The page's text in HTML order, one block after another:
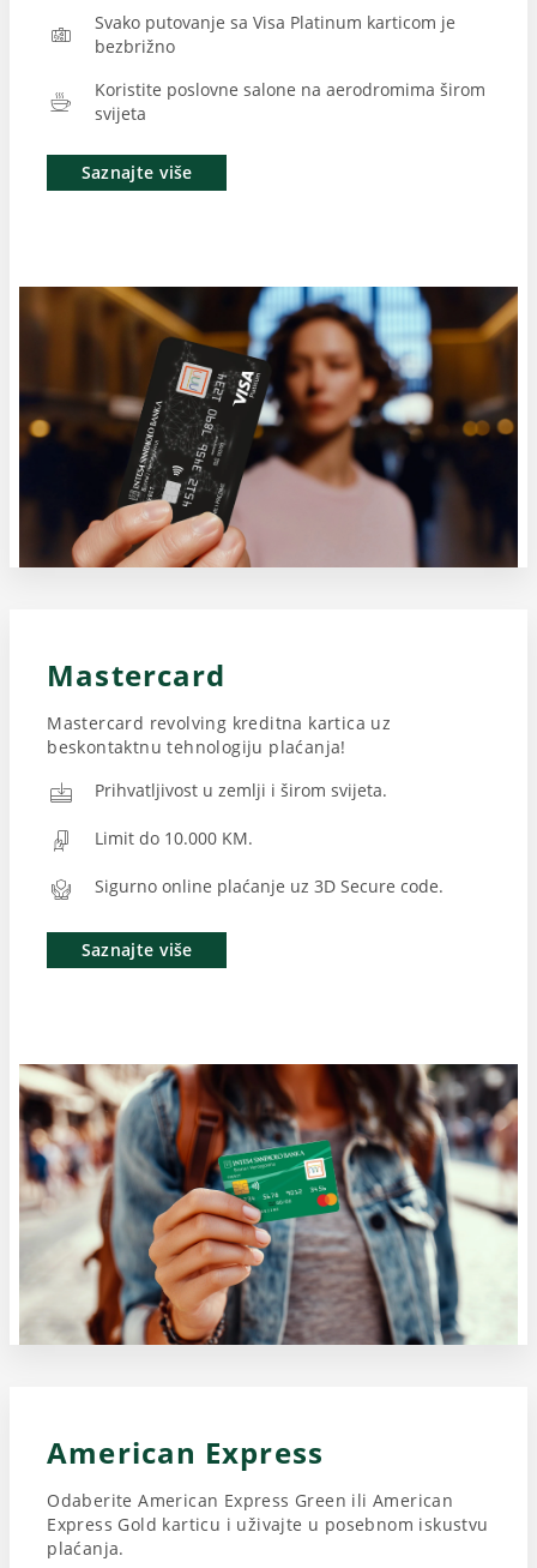
Svako putovanje sa Visa Platinum karticom je
bezbrižno
Koristite poslovne salone na aerodromima širom
svijeta
Saznajte više
Mastercard
Mastercard revolving kreditna kartica uz
beskontaktnu tehnologiju plaćanja!
Prihvatljivost u zemlji i širom svijeta.
Limit do 10.000 KM.
Sigurno online plaćanje uz 3D Secure code.
Saznajte više
American Express
Odaberite American Express Green ili American
Express Gold karticu i uživajte u posebnom iskustvu
plaćanja.